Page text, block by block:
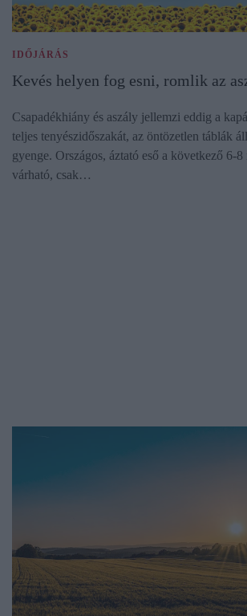
IDŐJÁRÁS
Kevés helyen fog esni, romlik az
Csapadékhiány és aszály jellemzi eddig a
teljes tenyészidőszakát, az öntözetlen táblák
gyenge. Országos, áztató eső a következő 6-8
várható, csak…